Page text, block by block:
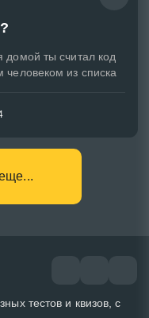
домой ты считал код
из списка
тестов и квизов, с